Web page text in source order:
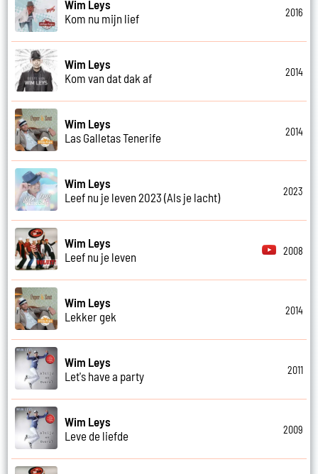
Wim Leys
Kom nu mijn lief
2016
Wim Leys
Kom van dat dak af
2014
Wim Leys
Las Galletas Tenerife
2014
Wim Leys
Leef nu je leven 2023 (Als je lacht)
2023
Wim Leys
Leef nu je leven
2008
Wim Leys
Lekker gek
2014
Wim Leys
Let's have a party
2011
Wim Leys
Leve de liefde
2009